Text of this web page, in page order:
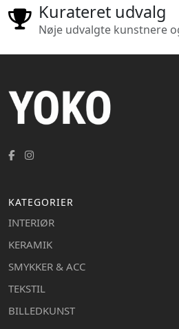
Kurateret udvalg
Nøje udvalgte kunstnere
KATEGORIER
INTERIØR
KERAMIK
SMYKKER & ACC
TEKSTIL
BILLEDKUNST